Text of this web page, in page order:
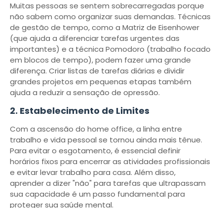
Muitas pessoas se sentem sobrecarregadas porque
não sabem como organizar suas demandas. Técnicas
de gestão de tempo, como a Matriz de Eisenhower
(que ajuda a diferenciar tarefas urgentes das
importantes) e a técnica Pomodoro (trabalho focado
em blocos de tempo), podem fazer uma grande
diferença. Criar listas de tarefas diárias e dividir
grandes projetos em pequenas etapas também
ajuda a reduzir a sensação de opressão.
2. Estabelecimento de Limites
Com a ascensão do home office, a linha entre
trabalho e vida pessoal se tornou ainda mais tênue.
Para evitar o esgotamento, é essencial definir
horários fixos para encerrar as atividades profissionais
e evitar levar trabalho para casa. Além disso,
aprender a dizer "não" para tarefas que ultrapassam
sua capacidade é um passo fundamental para
proteger sua saúde mental.